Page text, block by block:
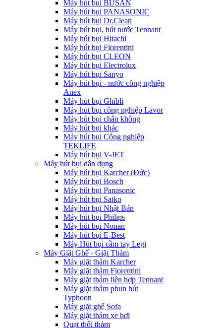
Máy hút bụi BUSAN
Máy hút bụi PANASONIC
Máy hút bụi Dr.Clean
Máy hút bụi, hút nước Tennant
Máy hút bụi Hitachi
Máy hút bụi Fiorentini
Máy hút bụi CLEON
Máy hút bụi Electrolux
Máy hút bụi Sanyo
Máy hút bụi - nước công nghiệp
Anex
Máy hút bụi Ghibli
Máy hút bụi công nghiệp Lavor
Máy hút bụi chân không
Máy hút bụi khác
Máy hút bụi Công nghiệp
TEKLIFE
Máy hút bụi V-JET
Máy hút bụi dân dụng
Máy hút bụi Karcher (Đức)
Máy hút bụi Bosch
Máy hút bụi Panasonic
Máy hút bụi Saiko
Máy hút bụi Nhật Bản
Máy hút bụi Philips
Máy hút bụi Nonan
Máy hút bụi E-Best
Máy Hút bụi cầm tay Legi
Máy Giặt Ghế - Giặt Thảm
Máy giặt thảm Karcher
Máy giặt thảm Fiorentini
Máy giặt thảm liên hợp Tennant
Máy giặt thảm phun hút
Typhoon
Máy giặt ghế Sofa
Máy giặt thảm xe hơi
Quạt thổi thảm